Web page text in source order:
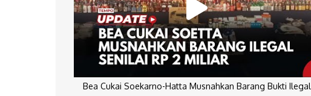
Bea Cukai Soekarno-Hatta Musnahkan Barang Bukti Ilegal